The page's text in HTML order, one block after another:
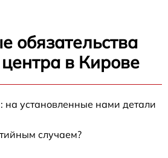
обязательства
в Кирове
на установленные нами детали
случаем?